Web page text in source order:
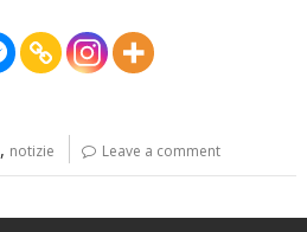
, notizie Leave a comment